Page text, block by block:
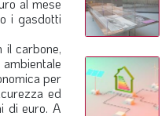
i gasdotti
il carbone,
per
ed
di euro. A